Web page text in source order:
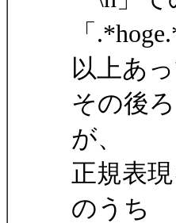
「
以上あ
その後
が、
正規表
のうち